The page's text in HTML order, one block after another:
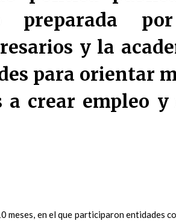
preparada
y la
para orientar
a crear empleo y
meses, en el que participaron entidades